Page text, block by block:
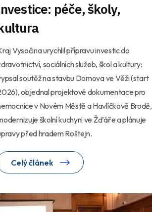
péče, školy,
Vysočina urychlil přípravu investic do
sociálních služeb, škol a kultury:
soutěž na stavbu Domova ve Věži (start
objednal projektové dokumentace pro
v Novém Městě a Havlíčkově Brodě,
školní kuchyni ve Žďáře a plánuje
před hradem Roštejn.
Celý článek